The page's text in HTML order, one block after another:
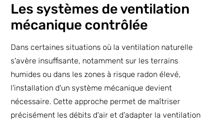
Les systèmes de ventilation
mécanique contrôlée
Dans certaines situations où la ventilation naturelle
s'avère insuffisante, notamment sur les terrains
humides ou dans les zones à risque radon élevé,
l'installation d'un système mécanique devient
nécessaire. Cette approche permet de maîtriser
précisément les débits d'air et d'adapter la ventilation